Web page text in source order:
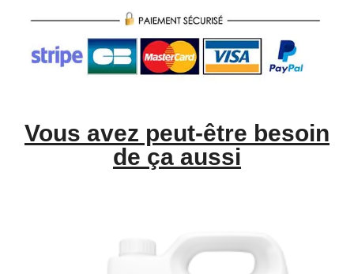
Vous avez peut-être besoin
de ça aussi